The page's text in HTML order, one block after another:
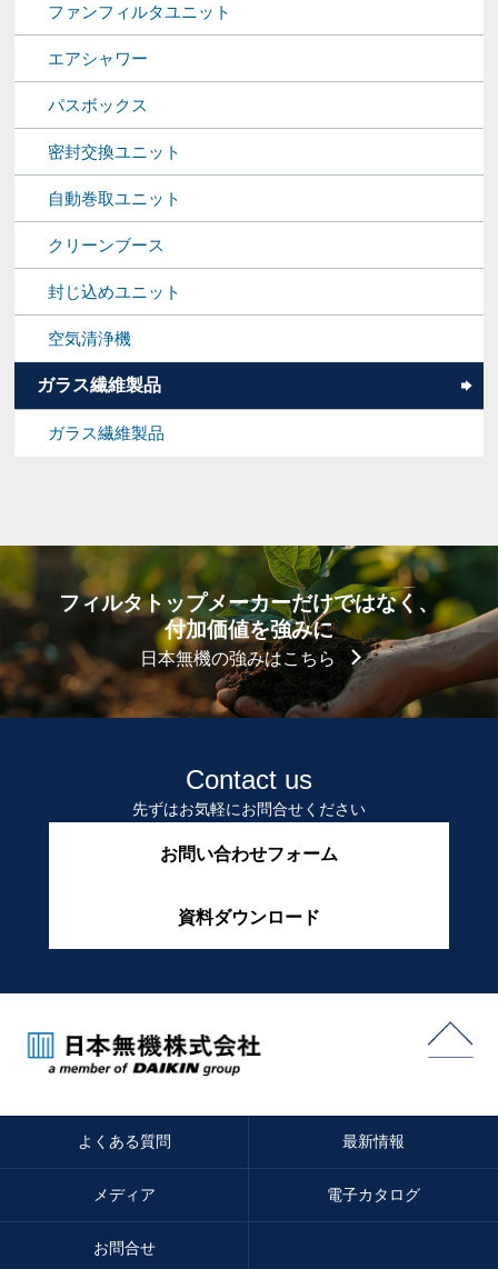
ファンフィルタユニット
エアシャワー
パスボックス
密封交換ユニット
自動巻取ユニット
クリーンブース
封じ込めユニット
空気清浄機
ガラス繊維製品
ガラス繊維製品
フィルタトップメーカーだけではなく、
付加価値を強みに
日本無機の強みはこちら
Contact us
先ずはお気軽にお問合せください
お問い合わせフォーム
資料ダウンロード
よくある質問 最新情報
メディア 電子カタログ
お問合せ